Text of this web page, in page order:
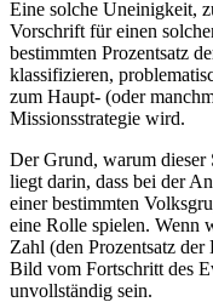
Eine solche Uneinigkeit,
Vorschrift für einen
bestimmten Prozentsatz
klassifizieren,
zum Haupt- (oder
Missionsstrategie wird.
Der Grund, warum dieser
liegt darin, dass bei der
einer bestimmten
eine Rolle spielen. Wenn
Zahl (den Prozentsatz
Bild vom Fortschritt des
unvollständig sein.